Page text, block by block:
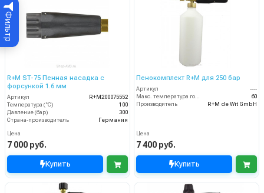
Фильтр
R+M ST-75 Пенная насадка с
форсункой 1.6 мм
Артикул
R+M200075552
Температура (°C)
100
Давление (бар)
300
Страна-производитель
Германия
Цена
7 000 руб.
Купить
Пенокомплект R+M для 250 бар
Артикул
----
Макс. температура горячей воды (°C)
60
Производитель
R+M de Wit GmbH
Цена
7 400 руб.
Купить